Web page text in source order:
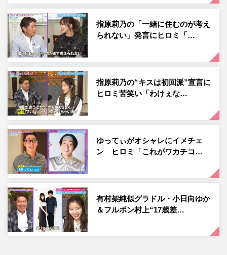
行く約束をこぎつけること」と意気込みを語った。
そして迎えたデート当日。緊張のあまり動揺してしまう休
日課長に対し、逢沢が「（合コンから）2か月ぐらいたち
ましたもんね。リラックスしていきましょう！」と笑顔で
助け船。この優しさに触れた休日課長が、我に返った様子
で「今日もめっちゃきれいですね」と称賛すると、逢沢は
満面の笑みで「うれしい！」と感嘆の声を上げた。
順調にデートが進んでいくなか、2人が最初に訪れたのは
生花店。「逢沢さんと来たいと思っていた」という休日課
長が、逢沢に似合う花を選ぶため店内を見渡していると、
逢沢は「（私は）どんなイメージですか？」と質問。これ
を受け、ヒマワリを指した休日課長は「めっちゃ似合いま
す」とコメント。
逢沢が「（私は）確かに夏生まれだし良いですね」と返す
指原莉乃の「一緒に住むのが考え
られない」発言にヒロミ「…
指原莉乃の“キスは初回派”宣言に
ヒロミ苦笑い「わけぇな…
ゆってぃがオシャレにイメチェ
ン ヒロミ「これがワカチコ…
有村架純似グラドル・小日向ゆか
＆フルポン村上“17歳差…